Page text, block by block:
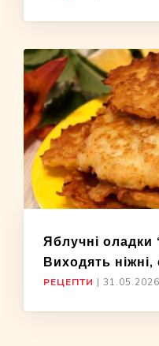
Яблучні оладки
Виходять ніжні,
РЕЦЕПТИ | 31.05.2026